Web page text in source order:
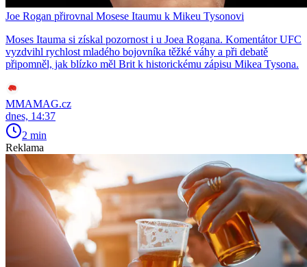
Joe Rogan přirovnal Mosese Itaumu k Mikeu Tysonovi
Moses Itauma si získal pozornost i u Joea Rogana. Komentátor UFC
vyzdvihl rychlost mladého bojovníka těžké váhy a při debatě
připomněl, jak blízko měl Brit k historickému zápisu Mikea Tysona.
MMAMAG.cz
dnes, 14:37
2 min
Reklama